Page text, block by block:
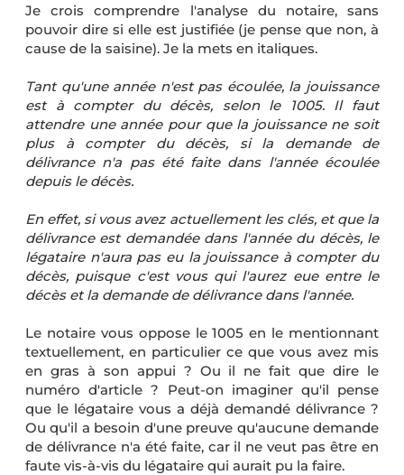
Je crois comprendre l'analyse du notaire, sans
pouvoir dire si elle est justifiée (je pense que non, à
cause de la saisine). Je la mets en italiques.
Tant qu'une année n'est pas écoulée, la jouissance
est à compter du décès, selon le 1005. Il faut
attendre une année pour que la jouissance ne soit
plus à compter du décès, si la demande de
délivrance n'a pas été faite dans l'année écoulée
depuis le décès.
En effet, si vous avez actuellement les clés, et que la
délivrance est demandée dans l'année du décès, le
légataire n'aura pas eu la jouissance à compter du
décès, puisque c'est vous qui l'aurez eue entre le
décès et la demande de délivrance dans l'année.
Le notaire vous oppose le 1005 en le mentionnant
textuellement, en particulier ce que vous avez mis
en gras à son appui ? Ou il ne fait que dire le
numéro d'article ? Peut-on imaginer qu'il pense
que le légataire vous a déjà demandé délivrance ?
Ou qu'il a besoin d'une preuve qu'aucune demande
de délivrance n'a été faite, car il ne veut pas être en
faute vis-à-vis du légataire qui aurait pu la faire.